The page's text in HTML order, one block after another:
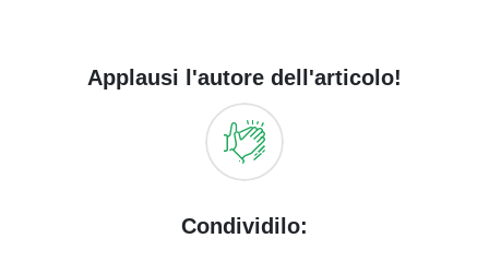
Applausi l'autore dell'articolo!
Condividilo: